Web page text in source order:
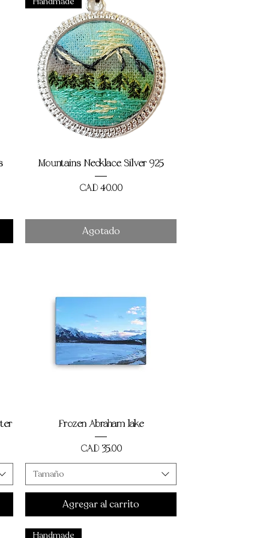
Vista rápida
Mountains Necklace. Silver 925
Precio
CAD 40,00
Agotado
Vista rápida
Frozen Abraham lake
Precio
CAD 35,00
Tamaño
Agregar al carrito
Handmade